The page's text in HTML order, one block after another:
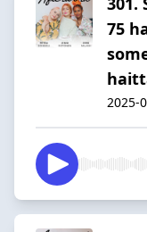
75
2025-